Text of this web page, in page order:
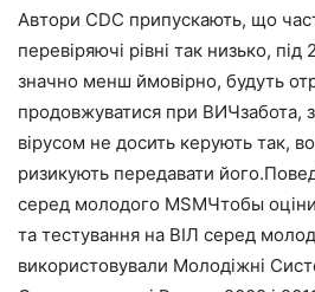
Автори CDC припускають, що
перевіряючі рівні так низько, під
значно менш ймовірно, будуть
продовжуватися при ВИЧзабота,
вірусом не досить керують так,
ризикують передавати
серед молодого МЅМЧтобы
та тестування на ВІЛ серед
використовували Молодіжні